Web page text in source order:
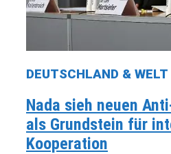
DEUTSCHLAND & WELT
Nada sieh neuen
als Grundstein für
Kooperation